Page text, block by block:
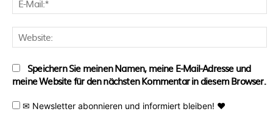
Speichern Sie meinen Namen, meine E-Mail-Adresse und
meine Website für den nächsten Kommentar in diesem Browser.
✉ Newsletter abonnieren und informiert bleiben! ♥